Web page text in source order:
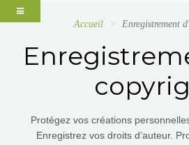
Accueil Enregistrement
Protégez vos créations
Enregistrez vos droits d’auteur.